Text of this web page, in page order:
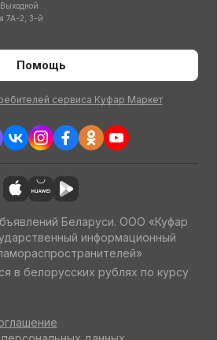
7А-2, 3-й
Помощь
сервиса Куфар Маркет
Беларуси. ООО «Куфар
информационный
в белорусских рублях по курсу